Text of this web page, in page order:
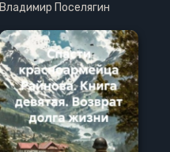
Владимир Поселягин